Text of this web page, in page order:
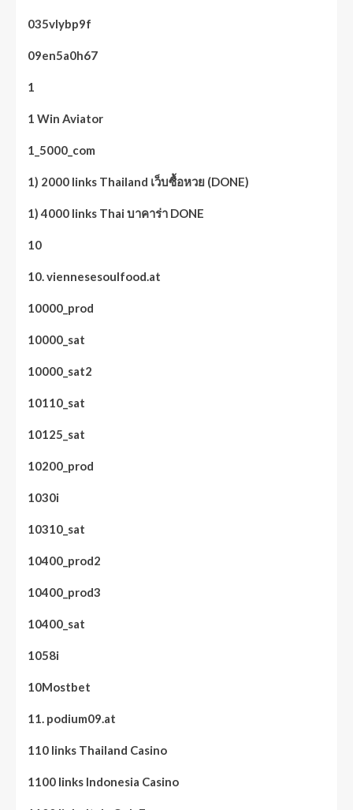
035vlybp9f
09en5a0h67
1
1 Win Aviator
1_5000_com
1) 2000 links Thailand เว็บซื้อหวย (DONE)
1) 4000 links Thai บาคาร่า DONE
10
10. viennesesoulfood.at
10000_prod
10000_sat
10000_sat2
10110_sat
10125_sat
10200_prod
1030i
10310_sat
10400_prod2
10400_prod3
10400_sat
1058i
10Mostbet
11. podium09.at
110 links Thailand Casino
1100 links Indonesia Casino